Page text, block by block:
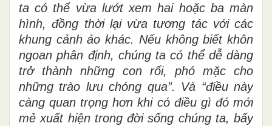
ta có thể vừa lướt xem hai hoặc ba màn
hình, đồng thời lại vừa tương tác với các
khung cảnh ảo khác. Nếu không biết khôn
ngoan phân định, chúng ta có thể dễ dàng
trở thành những con rối, phó mặc cho
những trào lưu chóng qua”. Và “điều này
càng quan trọng hơn khi có điều gì đó mới
mẻ xuất hiện trong đời sống chúng ta, bấy